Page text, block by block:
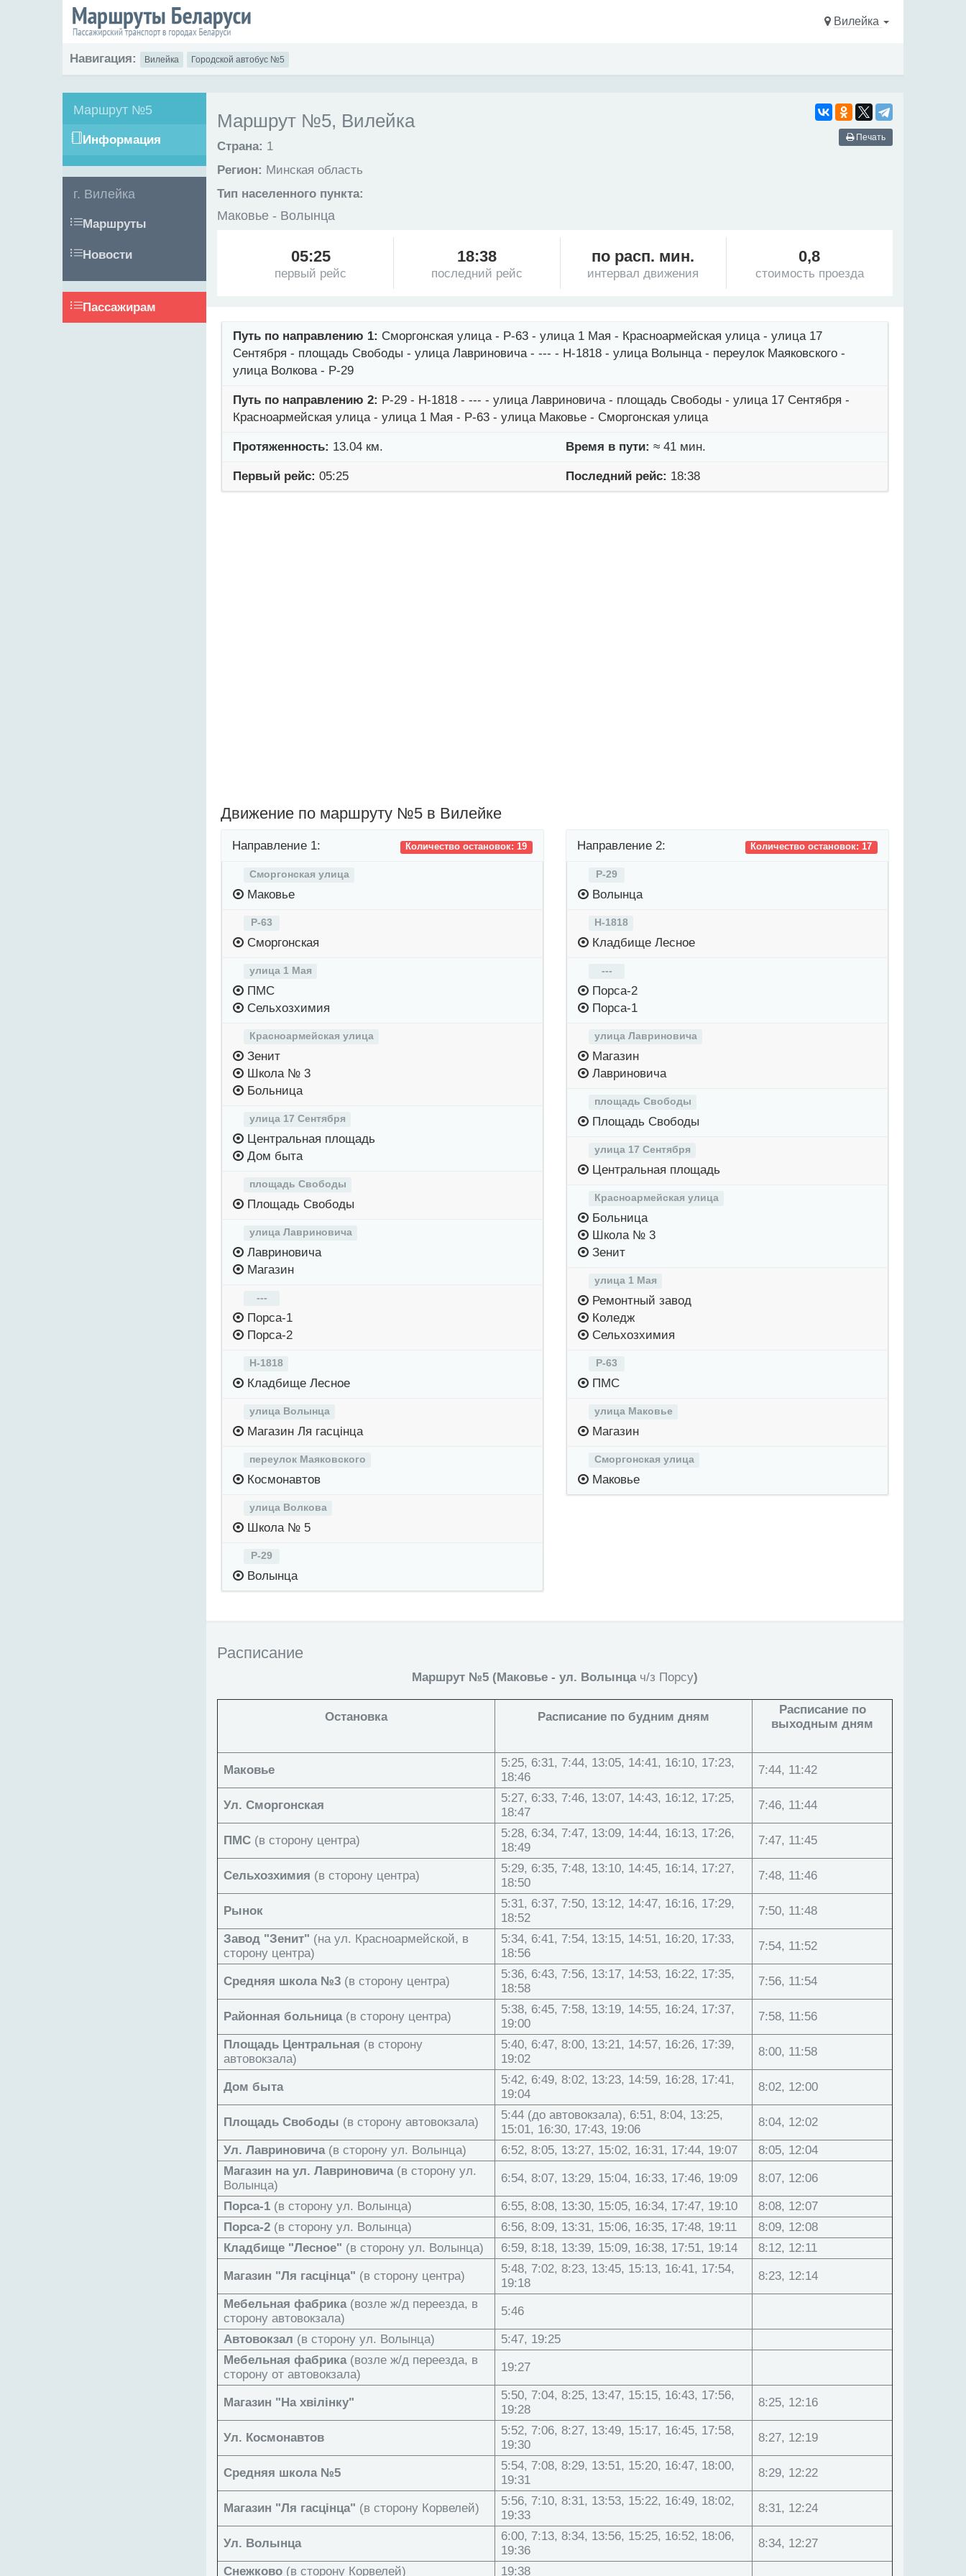
Вилейка
Навигация: Вилейка Городской автобус №5
Маршрут №5
Информация
г. Вилейка
Маршруты
Новости
Пассажирам
Печать
Маршрут №5, Вилейка
Страна: 1
Регион: Минская область
Тип населенного пункта:
Маковье - Волынца
05:25
первый рейс
18:38
последний рейс
по расп. мин.
интервал движения
0,8
стоимость проезда
Путь по направлению 1: Сморгонская улица - Р-63 - улица 1 Мая - Красноармейская улица - улица 17
Сентября - площадь Свободы - улица Лавриновича - --- - Н-1818 - улица Волынца - переулок Маяковского -
улица Волкова - Р-29
Путь по направлению 2: Р-29 - Н-1818 - --- - улица Лавриновича - площадь Свободы - улица 17 Сентября -
Красноармейская улица - улица 1 Мая - Р-63 - улица Маковье - Сморгонская улица
Протяженность: 13.04 км. Время в пути: ≈ 41 мин.
Первый рейс: 05:25 Последний рейс: 18:38
Движение по маршруту №5 в Вилейке
Количество остановок: 19
Направление 1:
Сморгонская улица
Маковье
Р-63
Сморгонская
улица 1 Мая
ПМС
Сельхозхимия
Красноармейская улица
Зенит
Школа № 3
Больница
улица 17 Сентября
Центральная площадь
Дом быта
площадь Свободы
Площадь Свободы
улица Лавриновича
Лавриновича
Магазин
---
Порса-1
Порса-2
Н-1818
Кладбище Лесное
улица Волынца
Магазин Ля гасцінца
переулок Маяковского
Космонавтов
улица Волкова
Школа № 5
Р-29
Волынца
Количество остановок: 17
Направление 2:
Р-29
Волынца
Н-1818
Кладбище Лесное
---
Порса-2
Порса-1
улица Лавриновича
Магазин
Лавриновича
площадь Свободы
Площадь Свободы
улица 17 Сентября
Центральная площадь
Красноармейская улица
Больница
Школа № 3
Зенит
улица 1 Мая
Ремонтный завод
Коледж
Сельхозхимия
Р-63
ПМС
улица Маковье
Магазин
Сморгонская улица
Маковье
Расписание
Маршрут №5 (Маковье - ул. Волынца ч/з Порсу)
Остановка Расписание по будним дням
Расписание по
выходным дням
Маковье
5:25, 6:31, 7:44, 13:05, 14:41, 16:10, 17:23,
18:46
7:44, 11:42
Ул. Сморгонская
5:27, 6:33, 7:46, 13:07, 14:43, 16:12, 17:25,
18:47
7:46, 11:44
ПМС (в сторону центра)
5:28, 6:34, 7:47, 13:09, 14:44, 16:13, 17:26,
18:49
7:47, 11:45
Сельхозхимия (в сторону центра)
5:29, 6:35, 7:48, 13:10, 14:45, 16:14, 17:27,
18:50
7:48, 11:46
Рынок
5:31, 6:37, 7:50, 13:12, 14:47, 16:16, 17:29,
18:52
7:50, 11:48
Завод "Зенит" (на ул. Красноармейской, в
сторону центра)
5:34, 6:41, 7:54, 13:15, 14:51, 16:20, 17:33,
18:56
7:54, 11:52
Средняя школа №3 (в сторону центра)
5:36, 6:43, 7:56, 13:17, 14:53, 16:22, 17:35,
18:58
7:56, 11:54
Районная больница(в сторону центра)
5:38, 6:45, 7:58, 13:19, 14:55, 16:24, 17:37,
19:00
7:58, 11:56
Площадь Центральная (в сторону
автовокзала)
5:40, 6:47, 8:00, 13:21, 14:57, 16:26, 17:39,
19:02
8:00, 11:58
Дом быта
5:42, 6:49, 8:02, 13:23, 14:59, 16:28, 17:41,
19:04
8:02, 12:00
Площадь Свободы (в сторону автовокзала)
5:44 (до автовокзала), 6:51, 8:04, 13:25,
15:01, 16:30, 17:43, 19:06
8:04, 12:02
Ул. Лавриновича(в сторону ул. Волынца) 6:52, 8:05, 13:27, 15:02, 16:31, 17:44, 19:07
8:05, 12:04
Магазин на ул. Лавриновича(в сторону ул.
Волынца)
6:54, 8:07, 13:29, 15:04, 16:33, 17:46, 19:09 8:07, 12:06
Порса-1 (в сторону ул. Волынца) 6:55, 8:08, 13:30, 15:05, 16:34, 17:47, 19:10
8:08, 12:07
Порса-2 (в сторону ул. Волынца) 6:56, 8:09, 13:31, 15:06, 16:35, 17:48, 19:11
8:09, 12:08
Кладбище "Лесное" (в сторону ул. Волынца) 6:59, 8:18, 13:39, 15:09, 16:38, 17:51, 19:14 8:12, 12:11
Магазин "Ля гасцінца" (в сторону центра)
5:48, 7:02, 8:23, 13:45, 15:13, 16:41, 17:54,
19:18
8:23, 12:14
Мебельная фабрика(возле ж/д переезда, в
сторону автовокзала)
5:46
Автовокзал (в сторону ул. Волынца)
5:47, 19:25
Мебельная фабрика(возле ж/д переезда, в
сторону от автовокзала)
19:27
Магазин "На хвілінку"
5:50, 7:04, 8:25, 13:47, 15:15, 16:43, 17:56,
19:28
8:25, 12:16
Ул. Космонавтов
5:52, 7:06, 8:27, 13:49, 15:17, 16:45, 17:58,
19:30
8:27, 12:19
Средняя школа №5
5:54, 7:08, 8:29, 13:51, 15:20, 16:47, 18:00,
19:31
8:29, 12:22
Магазин "Ля гасцінца" (в сторону Корвелей)
5:56, 7:10, 8:31, 13:53, 15:22, 16:49, 18:02,
19:33
8:31, 12:24
Ул. Волынца
6:00, 7:13, 8:34, 13:56, 15:25, 16:52, 18:06,
19:36
8:34, 12:27
Снежково (в сторону Корвелей) 19:38